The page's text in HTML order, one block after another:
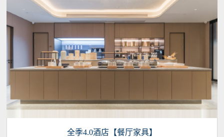
全季4.0酒店【餐厅家具】